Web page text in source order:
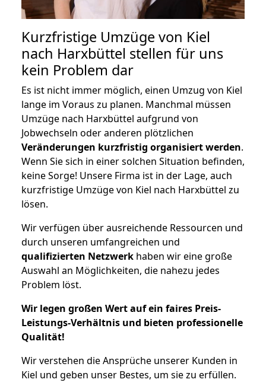
Kurzfristige Umzüge von Kiel
nach Harxbüttel stellen für uns
kein Problem dar
Es ist nicht immer möglich, einen Umzug von Kiel
lange im Voraus zu planen. Manchmal müssen
Umzüge nach Harxbüttel aufgrund von
Jobwechseln oder anderen plötzlichen
Veränderungen kurzfristig organisiert werden.
Wenn Sie sich in einer solchen Situation befinden,
keine Sorge! Unsere Firma ist in der Lage, auch
kurzfristige Umzüge von Kiel nach Harxbüttel zu
lösen.
Wir verfügen über ausreichende Ressourcen und
durch unseren umfangreichen und
qualifizierten Netzwerk haben wir eine große
Auswahl an Möglichkeiten, die nahezu jedes
Problem löst.
Wir legen großen Wert auf ein faires Preis-
Leistungs-Verhältnis und bieten professionelle
Qualität!
Wir verstehen die Ansprüche unserer Kunden in
Kiel und geben unser Bestes, um sie zu erfüllen.